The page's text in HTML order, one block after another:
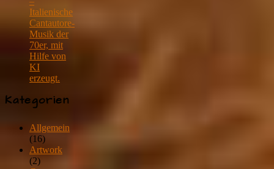
Italienische
Cantautore-
Musik der
70er, mit
Hilfe von
KI
erzeugt.
Kategorien
Allgemein
(16)
Artwork
(2)